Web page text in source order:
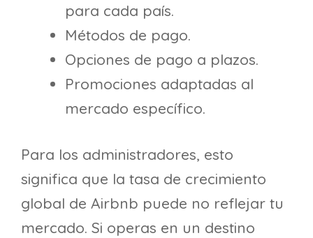
para cada país.
Métodos de pago.
Opciones de pago a plazos.
Promociones adaptadas al
mercado específico.
Para los administradores, esto
significa que la tasa de crecimiento
global de Airbnb puede no reflejar tu
mercado. Si operas en un destino